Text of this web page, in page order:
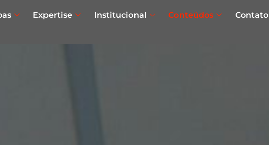
Expertise Institucional Conteúdos Contato